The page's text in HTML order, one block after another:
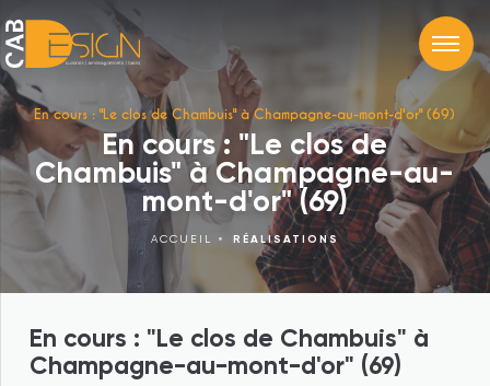
En cours : "Le clos de Chambuis" à Champagne-au-mont-d'or" (69)
En cours : "Le clos de
Chambuis" à Champagne-au-
mont-d'or" (69)
ACCUEIL RÉALISATIONS
En cours : "Le clos de Chambuis" à
Champagne-au-mont-d'or" (69)